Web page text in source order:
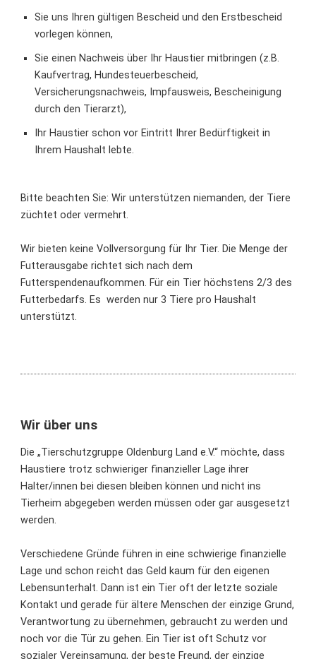
Sie uns Ihren gültigen Bescheid und den Erstbescheid
vorlegen können,
Sie einen Nachweis über Ihr Haustier mitbringen (z.B.
Kaufvertrag, Hundesteuerbescheid,
Versicherungsnachweis, Impfausweis, Bescheinigung
durch den Tierarzt),
Ihr Haustier schon vor Eintritt Ihrer Bedürftigkeit in
Ihrem Haushalt lebte.
Bitte beachten Sie: Wir unterstützen niemanden, der Tiere
züchtet oder vermehrt.
Wir bieten keine Vollversorgung für Ihr Tier. Die Menge der
Futterausgabe richtet sich nach dem
Futterspendenaufkommen. Für ein Tier höchstens 2/3 des
Futterbedarfs. Es werden nur 3 Tiere pro Haushalt
unterstützt.
Wir über uns
Die „Tierschutzgruppe Oldenburg Land e.V.“ möchte, dass
Haustiere trotz schwieriger finanzieller Lage ihrer
Halter/innen bei diesen bleiben können und nicht ins
Tierheim abgegeben werden müssen oder gar ausgesetzt
werden.
Verschiedene Gründe führen in eine schwierige finanzielle
Lage und schon reicht das Geld kaum für den eigenen
Lebensunterhalt. Dann ist ein Tier oft der letzte soziale
Kontakt und gerade für ältere Menschen der einzige Grund,
Verantwortung zu übernehmen, gebraucht zu werden und
noch vor die Tür zu gehen. Ein Tier ist oft Schutz vor
sozialer Vereinsamung, der beste Freund, der einzige